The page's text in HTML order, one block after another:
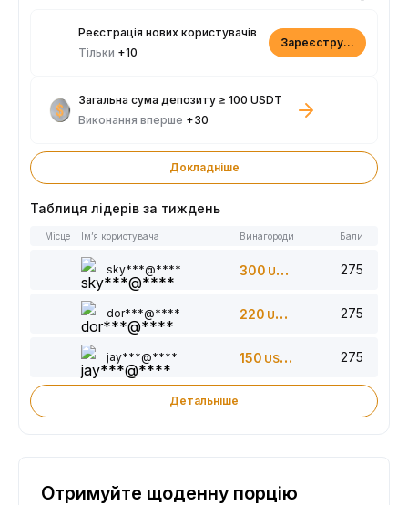
Реєстрація нових користувачів
Тільки +10
Зареєструватися
Загальна сума депозиту ≥ 100 USDT
Виконання вперше +30
Докладніше
Таблиця лідерів за тиждень
Місце Ім’я користувача Винагороди Бали
sky***@**** 300 USDT 275
dor***@**** 220 USDT 275
jay***@**** 150 USDT 275
Детальніше
Отримуйте щоденну порцію